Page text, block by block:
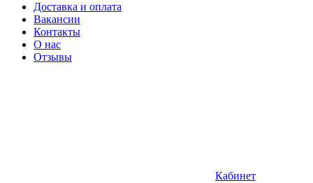
Доставка и оплата
Вакансии
Контакты
О нас
Отзывы
Кабинет